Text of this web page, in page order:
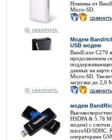
Новинка от
Micro-SD.
Модем
USB модем
BandLuxe C270
продолжением
данных на карте
Micro-SD.
загрузки до 2,0
модем
HSDPA & 5.76
модем) с слотом
microSD/SDHC.
операторами